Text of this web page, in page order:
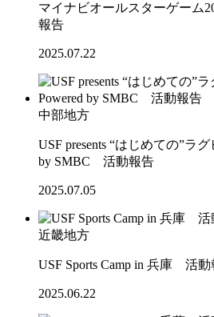
マイナビオールスターゲーム
報告
2025.07.22
中部地方
USF presents “はじめての”ラ
by SMBC 活動報告
2025.07.05
近畿地方
USF Sports Camp in 兵庫 活動
2025.06.22